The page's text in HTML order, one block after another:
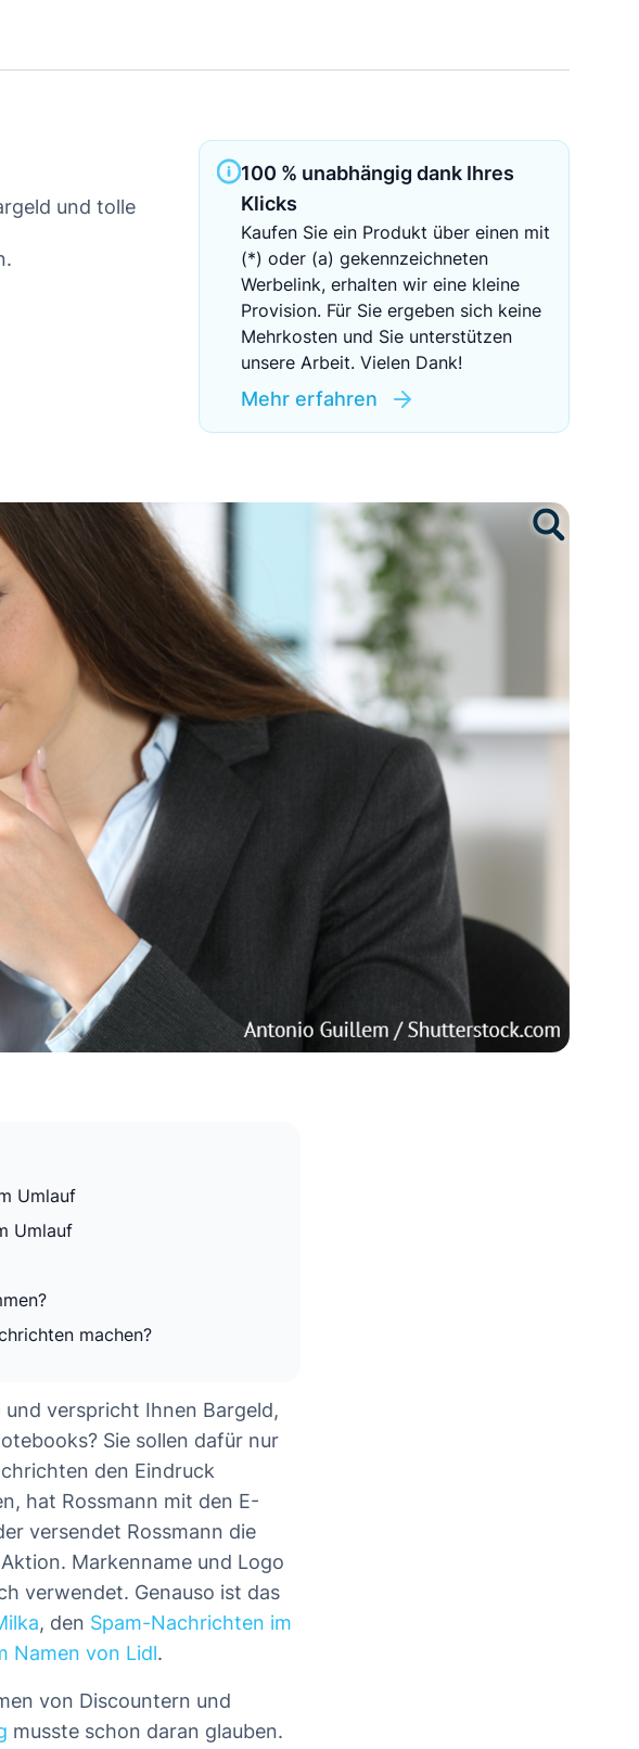
EZB-Leitzins
und tolle
100 % unabhängig dank Ihres
Klicks
Kaufen Sie ein Produkt über einen mit
(*) oder (a) gekennzeichneten
Werbelink, erhalten wir eine kleine
Provision. Für Sie ergeben sich keine
Mehrkosten und Sie unterstützen
unsere Arbeit. Vielen Dank!
Mehr erfahren
Umlauf
Umlauf
machen?
verspricht Ihnen Bargeld,
Sie sollen dafür nur
den Eindruck
hat Rossmann mit den E-
versendet Rossmann die
Markenname und Logo
verwendet. Genauso ist das
, den Spam-Nachrichten im
Namen von Lidl.
von Discountern und
musste schon daran glauben.